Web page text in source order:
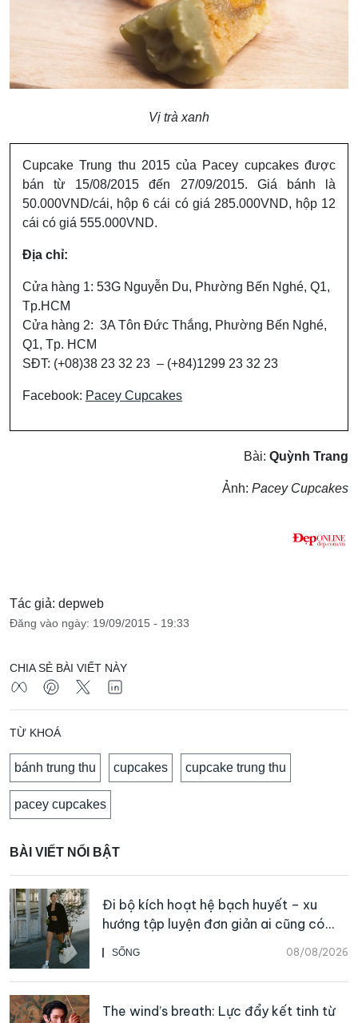
Vị trà xanh
Cupcake Trung thu 2015 của Pacey cupcakes được
bán từ 15/08/2015 đến 27/09/2015. Giá bánh là
50.000VND/cái, hộp 6 cái có giá 285.000VND, hộp 12
cái có giá 555.000VND.
Địa chỉ:
Cửa hàng 1: 53G Nguyễn Du, Phường Bến Nghé, Q1,
Tp.HCM
Cửa hàng 2: 3A Tôn Đức Thắng, Phường Bến Nghé,
Q1, Tp. HCM
SĐT: (+08)38 23 32 23 – (+84)1299 23 32 23
Facebook: Pacey Cupcakes
Bài: Quỳnh Trang
Ảnh: Pacey Cupcakes
Tác giả: depweb
Đăng vào ngày: 19/09/2015 - 19:33
CHIA SẺ BÀI VIẾT NÀY
TỪ KHOÁ
bánh trung thu cupcakes cupcake trung thu
pacey cupcakes
BÀI VIẾT NỔI BẬT
SỐNG 08/08/2026
Đi bộ kích hoạt hệ bạch huyết – xu
hướng tập luyện đơn giản ai cũng có
thể bắt đầu
The wind’s breath: Lực đẩy kết tinh từ